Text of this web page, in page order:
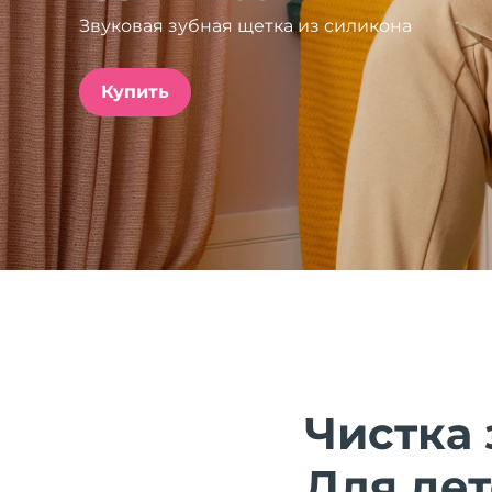
Звуковая зубная щетка из силикона
Купить
Чистка
issa™ Teeth Whitening Set
FAQ™ Dual LED Panel
ПОДАРКИ И НАБОРЫ